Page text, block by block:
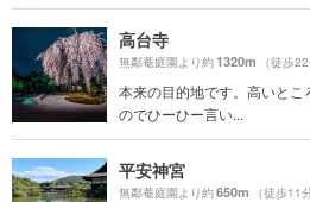
高台寺
無鄰菴庭園より約1320m （徒歩22
本来の目的地です。高いと
のでひーひー言い...
平安神宮
無鄰菴庭園より約650m （徒歩11